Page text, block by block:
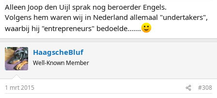
Alleen Joop den Uijl sprak nog beroerder Engels.
Volgens hem waren wij in Nederland allemaal "undertakers",
waarbij hij "entrepreneurs" bedoelde.......
HaagscheBluf
Well-Known Member
1 mrt 2015 #308